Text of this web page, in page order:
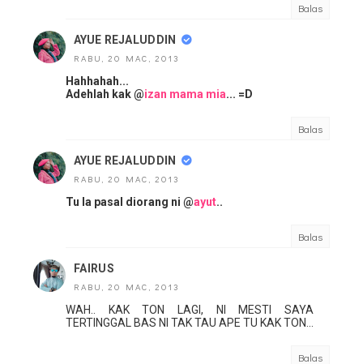
Balas
AYUE REJALUDDIN
RABU, 20 MAC, 2013
Hahhahah...
Adehlah kak @izan mama mia... =D
Balas
AYUE REJALUDDIN
RABU, 20 MAC, 2013
Tu la pasal diorang ni @ayut..
Balas
FAIRUS
RABU, 20 MAC, 2013
WAH.. KAK TON LAGI, NI MESTI SAYA
TERTINGGAL BAS NI TAK TAU APE TU KAK TON...
Balas